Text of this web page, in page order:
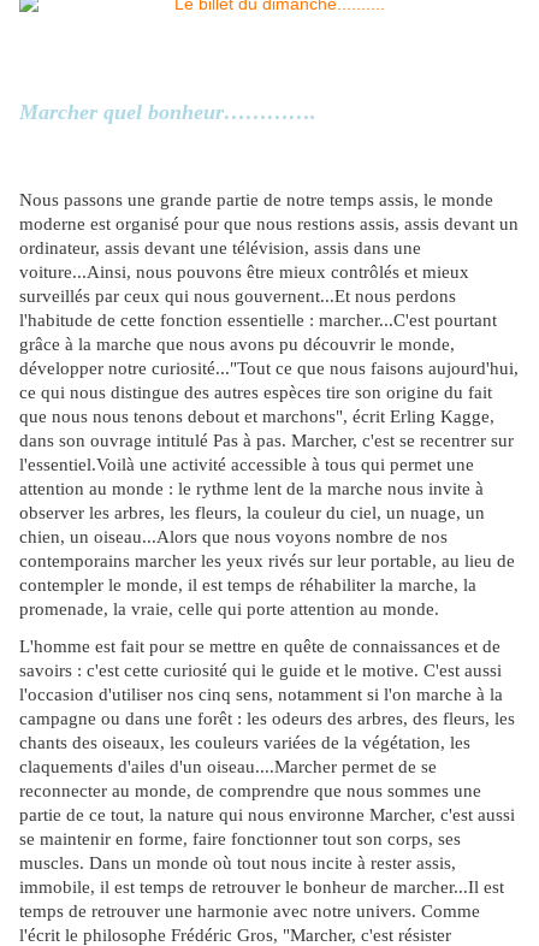
Marcher quel bonheur………….
Nous passons une grande partie de notre temps assis, le monde
moderne est organisé pour que nous restions assis, assis devant un
ordinateur, assis devant une télévision, assis dans une
voiture...Ainsi, nous pouvons être mieux contrôlés et mieux
surveillés par ceux qui nous gouvernent...Et nous perdons
l'habitude de cette fonction essentielle : marcher...C'est pourtant
grâce à la marche que nous avons pu découvrir le monde,
développer notre curiosité..."Tout ce que nous faisons aujourd'hui,
ce qui nous distingue des autres espèces tire son origine du fait
que nous nous tenons debout et marchons", écrit Erling Kagge,
dans son ouvrage intitulé Pas à pas. Marcher, c'est se recentrer sur
l'essentiel.Voilà une activité accessible à tous qui permet une
attention au monde : le rythme lent de la marche nous invite à
observer les arbres, les fleurs, la couleur du ciel, un nuage, un
chien, un oiseau...Alors que nous voyons nombre de nos
contemporains marcher les yeux rivés sur leur portable, au lieu de
contempler le monde, il est temps de réhabiliter la marche, la
promenade, la vraie, celle qui porte attention au monde.
L'homme est fait pour se mettre en quête de connaissances et de
savoirs : c'est cette curiosité qui le guide et le motive. C'est aussi
l'occasion d'utiliser nos cinq sens, notamment si l'on marche à la
campagne ou dans une forêt : les odeurs des arbres, des fleurs, les
chants des oiseaux, les couleurs variées de la végétation, les
claquements d'ailes d'un oiseau....Marcher permet de se
reconnecter au monde, de comprendre que nous sommes une
partie de ce tout, la nature qui nous environne Marcher, c'est aussi
se maintenir en forme, faire fonctionner tout son corps, ses
muscles. Dans un monde où tout nous incite à rester assis,
immobile, il est temps de retrouver le bonheur de marcher...Il est
temps de retrouver une harmonie avec notre univers. Comme
l'écrit le philosophe Frédéric Gros, "Marcher, c'est résister